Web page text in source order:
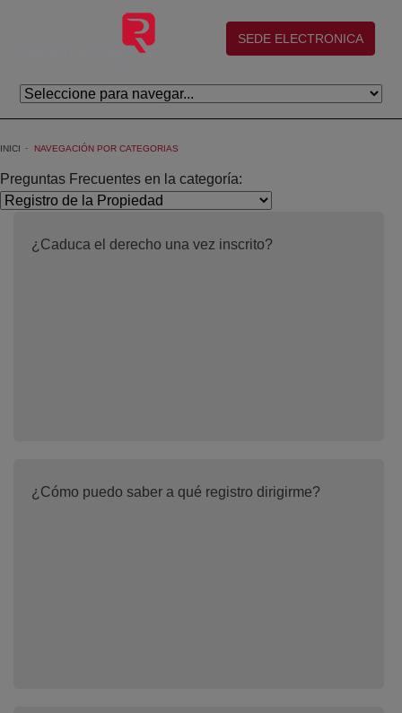
Salta al contingut principal
(abre en nueva ventana)
SEDE ELECTRONICA
INICI NAVEGACIÓN POR CATEGORIAS
Preguntas Frecuentes en la categoría:
¿Caduca el derecho una vez inscrito?
¿Cómo puedo saber a qué registro dirigirme?